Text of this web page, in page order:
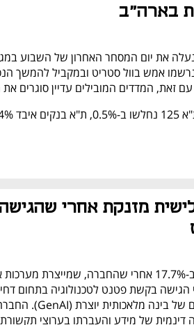
בארה"ב
עם זאת, המדדים המובילים עדיין סוגרים